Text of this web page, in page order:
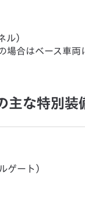
ル）
合はベース車両
主な特別装
ゲート）